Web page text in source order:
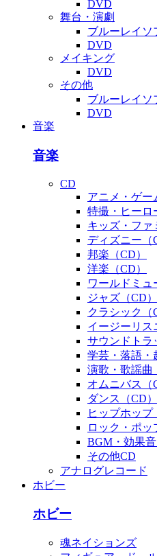
DVD
舞台・演劇
ブルーレイソ
DVD
メイキング
DVD
その他
ブルーレイソ
DVD
音楽
音楽
CD
アニメ・ゲー
特撮・ヒーロ
キッズ・ファ
ディズニー（
邦楽（CD）
洋楽（CD）
ワールドミュ
ジャズ（CD）
クラシック（
イージーリス
サウンドトラ
学芸・落語・
演歌・歌謡曲
オムニバス（
ダンス（CD）
ヒップホップ
ロック・ポッ
BGM・効果音
その他CD
アナログレコード
ホビー
ホビー
魂ネイションズ